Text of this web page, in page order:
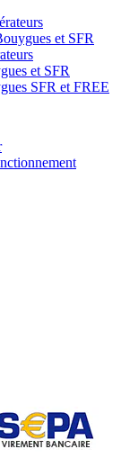
et SFR
et SFR
SFR et FREE